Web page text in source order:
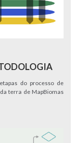
do processo de
terra de MapBiomas